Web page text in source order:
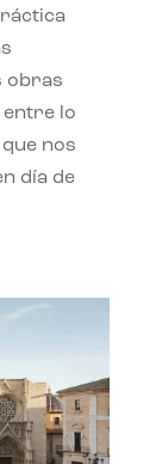
obras
lo
nos
día de